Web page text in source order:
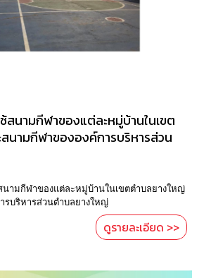
สนามกีฬาของแต่ละหมู่บ้านในเขต
นามกีฬาขององค์การบริหารส่วน
ามกีฬาของแต่ละหมู่บ้านในเขตตำบลยางใหญ่
รบริหารส่วนตำบลยางใหญ่
ดูรายละเอียด >>